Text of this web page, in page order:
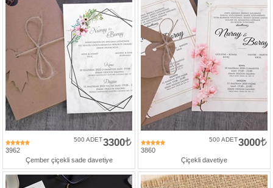
3962
3300
500 ADET
Çember çiçekli sade davetiye
3860
3000
500 ADET
Çiçekli davetiye